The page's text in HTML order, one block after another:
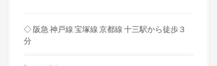
◇ 阪急 神戸線 宝塚線 京都線 十三駅から徒歩３
分